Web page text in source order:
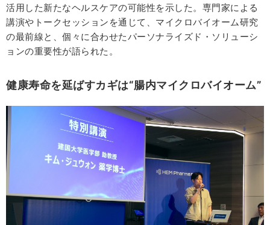
活用した新たなヘルスケアの可能性を示した。専門家による
講演やトークセッションを通じて、マイクロバイオーム研究
の最前線と、個々に合わせたパーソナライズド・ソリューシ
ョンの重要性が語られた。
健康寿命を延ばすカギは“腸内マイクロバイオーム”